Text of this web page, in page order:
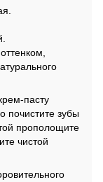
пасту
почистите зубы
прополощите
чистой